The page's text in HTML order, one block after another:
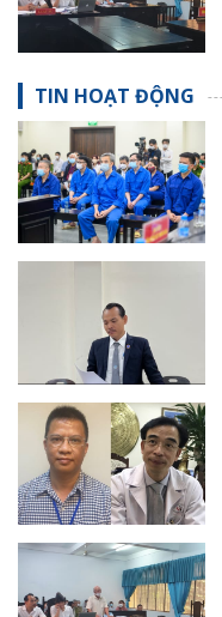
TIN HOẠT ĐỘNG